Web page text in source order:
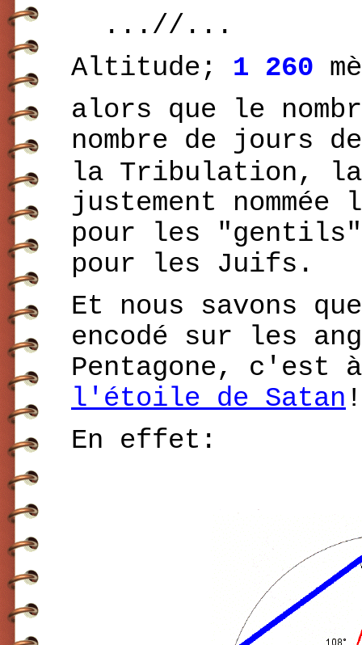
...//...
Altitude; 1 260
alors que le
nombre de jours
la Tribulation,
justement
pour les "gentils"
pour les Juifs.
Et nous savons
encodé sur les
Pentagone, c'est
l'étoile de Satan !
En effet: